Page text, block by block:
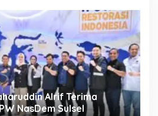
Alrif Terima
NasDem Sulsel